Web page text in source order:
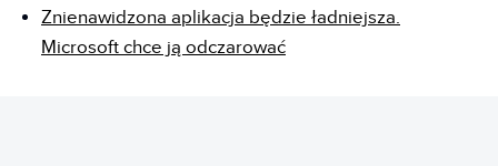
Znienawidzona aplikacja będzie ładniejsza.
Microsoft chce ją odczarować